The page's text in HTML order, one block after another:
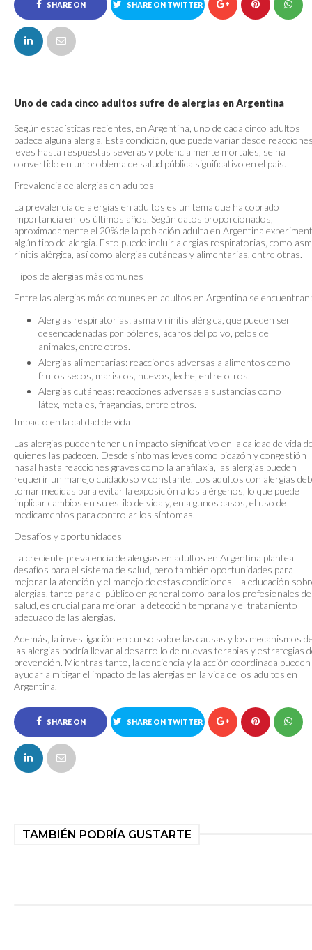
SHARE ON
FACEBOOK
SHARE ON TWITTER
Uno de cada cinco adultos sufre de alergias en Argentina
Según estadísticas recientes, en Argentina, uno de cada cinco adultos
padece alguna alergia. Esta condición, que puede variar desde
leves hasta respuestas severas y potencialmente mortales, se ha
convertido en un problema de salud pública significativo en el país.
Prevalencia de alergias en adultos
La prevalencia de alergias en adultos es un tema que ha cobrado
importancia en los últimos años. Según datos proporcionados,
aproximadamente el 20% de la población adulta en Argentina
algún tipo de alergia. Esto puede incluir alergias respiratorias, como
rinitis alérgica, así como alergias cutáneas y alimentarias, entre otras.
Tipos de alergias más comunes
Entre las alergias más comunes en adultos en Argentina se encuentran:
Alergias respiratorias: asma y rinitis alérgica, que pueden ser
desencadenadas por pólenes, ácaros del polvo, pelos de
animales, entre otros.
Alergias alimentarias: reacciones adversas a alimentos como
frutos secos, mariscos, huevos, leche, entre otros.
Alergias cutáneas: reacciones adversas a sustancias como
látex, metales, fragancias, entre otros.
Impacto en la calidad de vida
Las alergias pueden tener un impacto significativo en la calidad de vida
quienes las padecen. Desde síntomas leves como picazón y congestión
nasal hasta reacciones graves como la anafilaxia, las alergias pueden
requerir un manejo cuidadoso y constante. Los adultos con alergias
tomar medidas para evitar la exposición a los alérgenos, lo que puede
implicar cambios en su estilo de vida y, en algunos casos, el uso de
medicamentos para controlar los síntomas.
Desafíos y oportunidades
La creciente prevalencia de alergias en adultos en Argentina plantea
desafíos para el sistema de salud, pero también oportunidades para
mejorar la atención y el manejo de estas condiciones. La educación
alergias, tanto para el público en general como para los profesionales
salud, es crucial para mejorar la detección temprana y el tratamiento
adecuado de las alergias.
Además, la investigación en curso sobre las causas y los mecanismos
las alergias podría llevar al desarrollo de nuevas terapias y estrategias
prevención. Mientras tanto, la conciencia y la acción coordinada pueden
ayudar a mitigar el impacto de las alergias en la vida de los adultos en
Argentina.
SHARE ON
FACEBOOK
SHARE ON TWITTER
TAMBIÉN PODRÍA GUSTARTE